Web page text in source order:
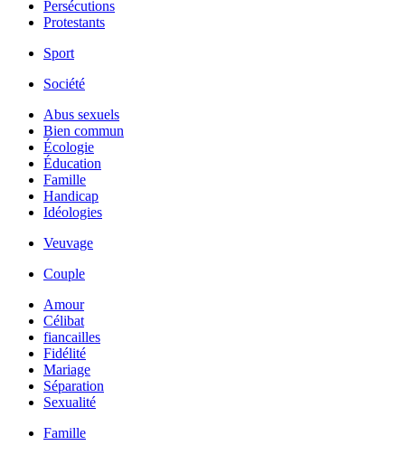
Persécutions
Protestants
Sport
Société
Abus sexuels
Bien commun
Écologie
Éducation
Famille
Handicap
Idéologies
Veuvage
Couple
Amour
Célibat
fiancailles
Fidélité
Mariage
Séparation
Sexualité
Famille